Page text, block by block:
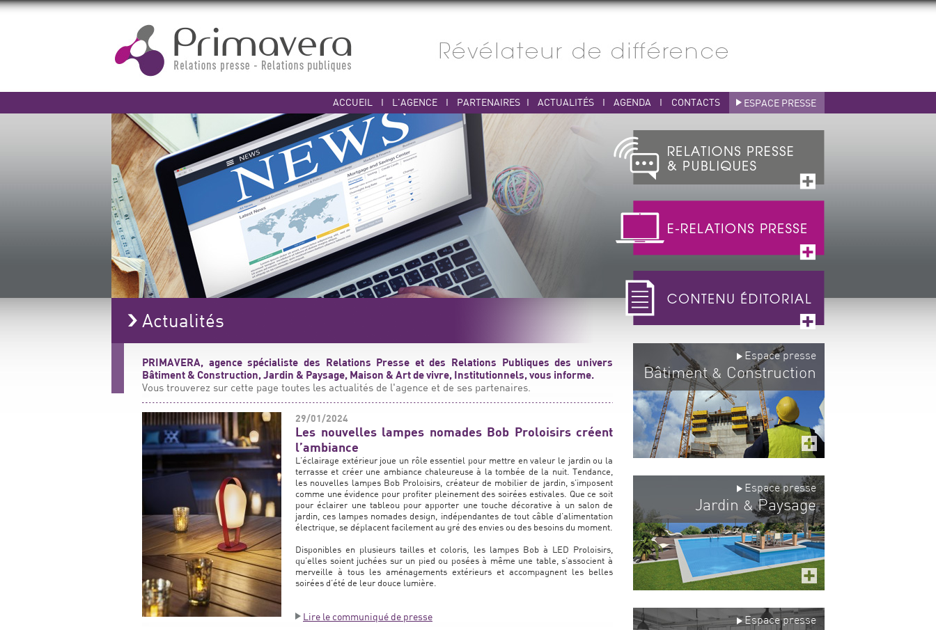
ACCUEIL I L'AGENCE I PARTENAIRES I ACTUALITÉS I AGENDA I CONTACTS ESPACE PRESSE
Actualités
PRIMAVERA, agence spécialiste des Relations Presse et des Relations Publiques des univers
Bâtiment & Construction, Jardin & Paysage, Maison & Art de vivre, Institutionnels, vous informe.
Vous trouverez sur cette page toutes les actualités de l'agence et de ses partenaires.
29/01/2024
Les nouvelles lampes nomades Bob Proloisirs créent
l’ambiance
L’éclairage extérieur joue un rôle essentiel pour mettre en valeur le jardin ou la
terrasse et créer une ambiance chaleureuse à la tombée de la nuit. Tendance,
les nouvelles lampes Bob Proloisirs, créateur de mobilier de jardin, s’imposent
comme une évidence pour profiter pleinement des soirées estivales. Que ce soit
pour éclairer une tableou pour apporter une touche décorative à un salon de
jardin, ces lampes nomades design, indépendantes de tout câble d’alimentation
électrique, se déplacent facilement au gré des envies ou des besoins du moment.
Disponibles en plusieurs tailles et coloris, les lampes Bob à LED Proloisirs,
qu’elles soient juchées sur un pied ou posées à même une table, s’associent à
merveille à tous les aménagements extérieurs et accompagnent les belles
soirées d’été de leur douce lumière.
Lire le communiqué de presse
Espace presse
Bâtiment& Construction
Espace presse
Jardin &Paysage
Espace presse